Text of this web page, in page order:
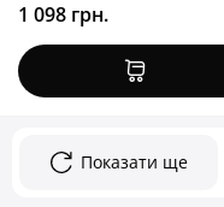
1 098 грн.
Показати ще